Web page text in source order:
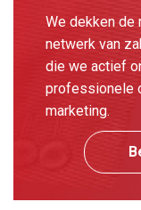
We dekken de
netwerk van
die we actief
professionele
marketing.